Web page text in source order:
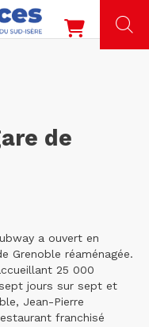
de
a ouvert en
Grenoble réaménagée.
25 000
jours sur sept et
Jean-Pierre
franchisé